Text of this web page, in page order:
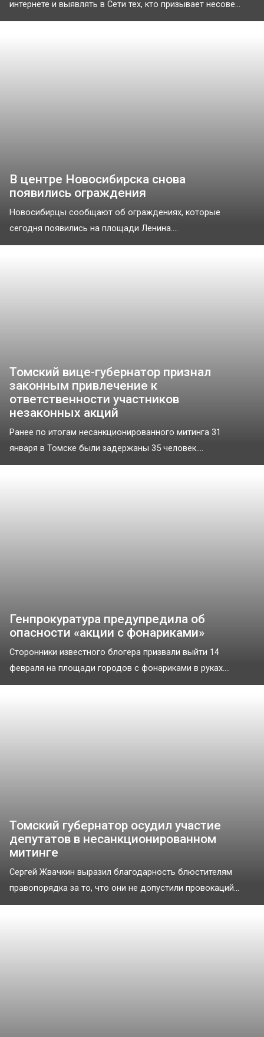
интернете и выявлять в Сети тех, кто призывает несове...
В центре Новосибирска снова
появились ограждения
Новосибирцы сообщают об ограждениях, которые
сегодня появились на площади Ленина....
Томский вице-губернатор признал
законным привлечение к
ответственности участников
незаконных акций
Ранее по итогам несанкционированного митинга 31
января в Томске были задержаны 35 человек....
Генпрокуратура предупредила об
опасности «акции с фонариками»
Сторонники известного блогера призвали выйти 14
февраля на площади городов с фонариками в руках....
Томский губернатор осудил участие
депутатов в несанкционированном
митинге
Сергей Жвачкин выразил благодарность блюстителям
правопорядка за то, что они не допустили провокаций...